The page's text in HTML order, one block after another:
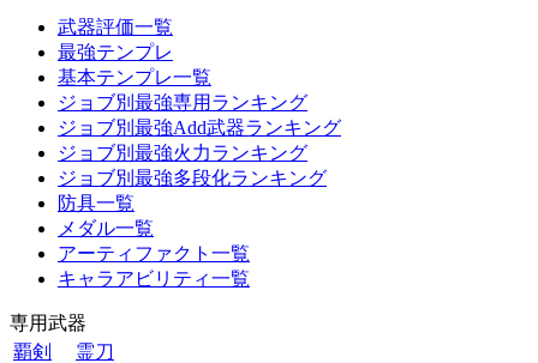
武器評価一覧
最強テンプレ
基本テンプレ一覧
ジョブ別最強専用ランキング
ジョブ別最強Add武器ランキング
ジョブ別最強火力ランキング
ジョブ別最強多段化ランキング
防具一覧
メダル一覧
アーティファクト一覧
キャラアビリティ一覧
専用武器
覇剣
霊刀